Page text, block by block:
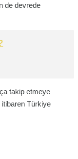
de devrede
takip etmeye
Türkiye